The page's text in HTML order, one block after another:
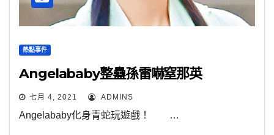
熱點事件
Angelababy整蠱孫雷嚇窒那英
七月 4, 2021 ADMINS
Angelababy化身青蛇玩遊戲！ …